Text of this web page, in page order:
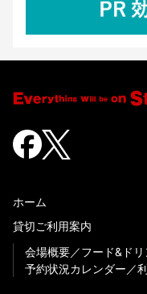
ホーム
貸切ご利用案内
会場概要
フード&ド
予約状況カレンダー